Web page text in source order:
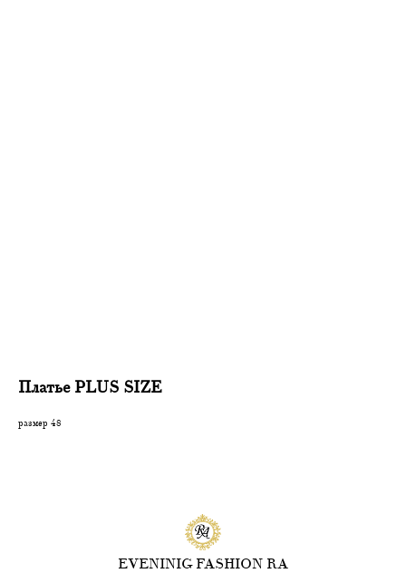
Платье PLUS SIZE
размер 48
EVENINIG FASHION RA